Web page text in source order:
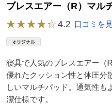
ブレスエアー（R）マル
4.2 口コミを
寝具で人気のブレスエアー（
優れたクッション性と体圧分
しいマルチパッド。通気性も
潔仕様です。